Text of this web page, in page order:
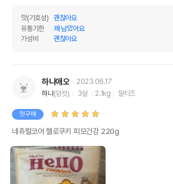
상품 필수 정보
품명 및 모델명
법에 의한 인증,허가 등을
맛(기호성)
괜찮아요
유통기한
꽤 남았어요
가성비
괜찮아요
하나애오
2023.06.17
하나(암컷) 3살 2.1kg 말티즈
첫구매
네츄럴코어 헬로쿠키 피모건강 220g